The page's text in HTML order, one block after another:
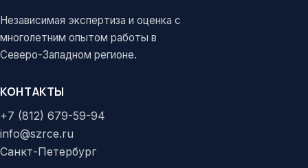
Независимая экспертиза и оценка с
многолетним опытом работы в
Северо-Западном регионе.
КОНТАКТЫ
+7 (812) 679-59-94
info@szrce.ru
Санкт-Петербург